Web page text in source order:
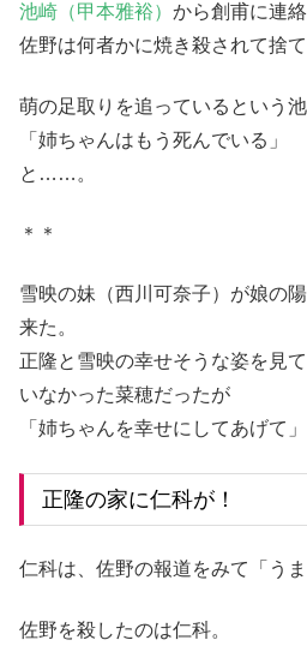
池崎（甲本雅裕） から創甫に連絡
佐野は何者かに焼き殺されて捨て
萌の足取りを追っているという
「姉ちゃんはもう死んでいる」
と……。
＊＊
雪映の妹（西川可奈子）が娘の
来た。
正隆と雪映の幸せそうな姿を見
いなかった菜穂だったが
「姉ちゃんを幸せにしてあげて」
正隆の家に仁科が！
仁科は、佐野の報道をみて「う
佐野を殺したのは仁科。